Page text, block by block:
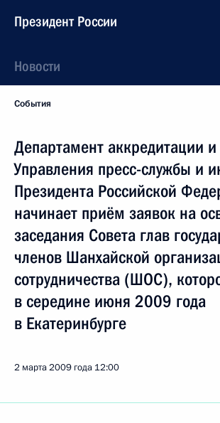
Президент России
Новости
События
Департамент аккредитации
Управления пресс-службы и
Президента Российской
начинает приём заявок на
заседания Совета глав
членов Шанхайской
сотрудничества (ШОС),
в середине июня 2009 года
в Екатеринбурге
2 марта 2009 года 12:00